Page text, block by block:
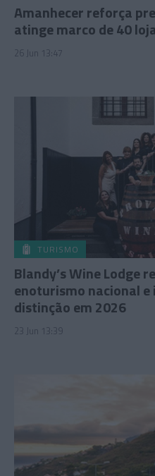
Amanhecer reforça
atinge marco de 40
26 Jun 13:47
TURISMO
Blandy’s Wine Lodge
enoturismo nacional
distinção em 2026
23 Jun 13:39